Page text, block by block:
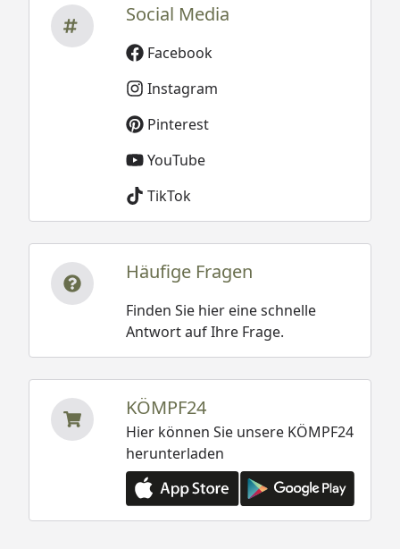
Social Media
Facebook
Instagram
Pinterest
YouTube
TikTok
Häufige Fragen
Finden Sie hier eine schnelle
Antwort auf Ihre Frage.
KÖMPF24
Hier können Sie unsere KÖMPF24
herunterladen